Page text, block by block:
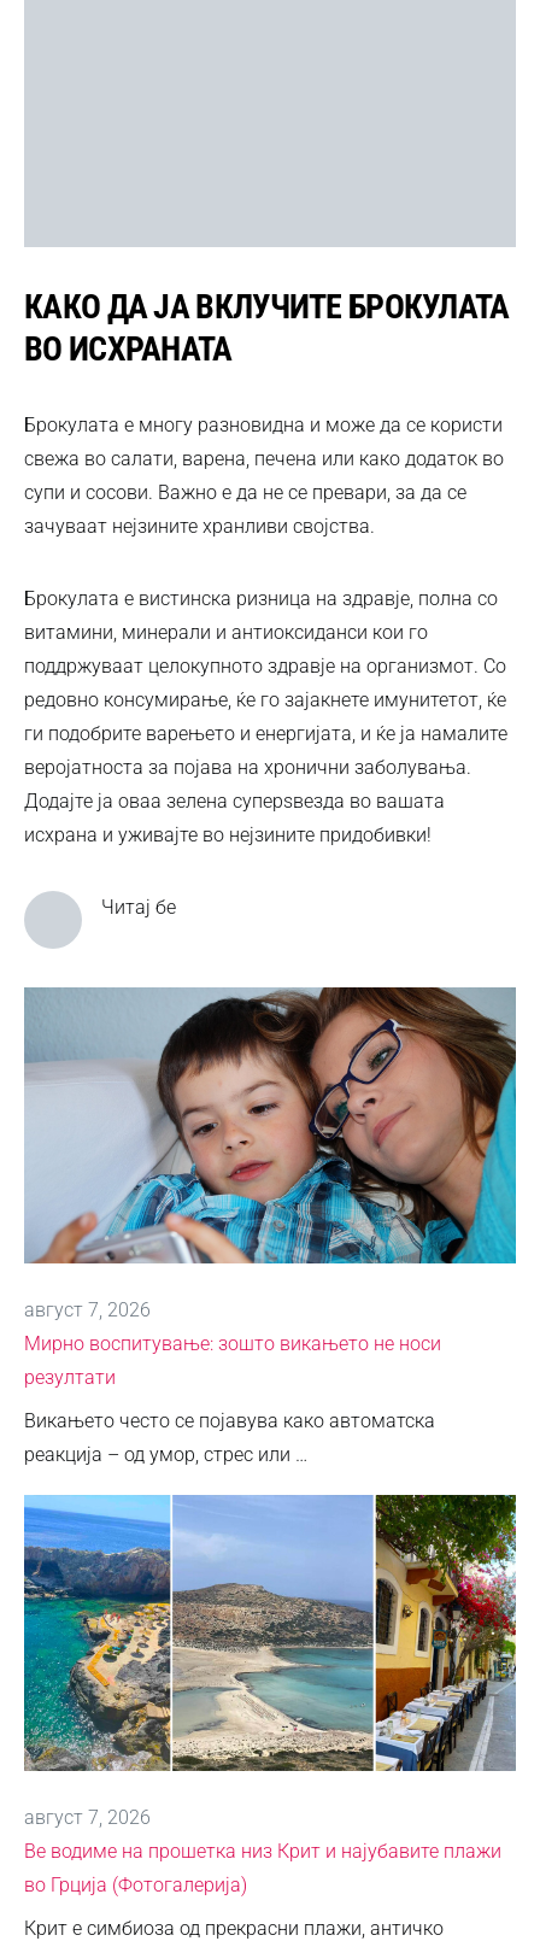
КАКО ДА ЈА ВКЛУЧИТЕ БРОКУЛАТА
ВО ИСХРАНАТА
Брокулата е многу разновидна и може да се користи
свежа во салати, варена, печена или како додаток во
супи и сосови. Важно е да не се превари, за да се
зачуваат нејзините хранливи својства.
Брокулата е вистинска ризница на здравје, полна со
витамини, минерали и антиоксиданси кои го
поддржуваат целокупното здравје на организмот. Со
редовно консумирање, ќе го зајакнете имунитетот, ќе
ги подобрите варењето и енергијата, и ќе ја намалите
веројатноста за појава на хронични заболувања.
Додајте ја оваа зелена суперѕвезда во вашата
исхрана и уживајте во нејзините придобивки!
Читај бе
август 7, 2026
Мирно воспитување: зошто викањето не носи
резултати
Викањето често се појавува како автоматска
реакција – од умор, стрес или …
август 7, 2026
Ве водиме на прошетка низ Крит и најубавите плажи
во Грција (Фотогалерија)
Крит е симбиоза од прекрасни плажи, античко